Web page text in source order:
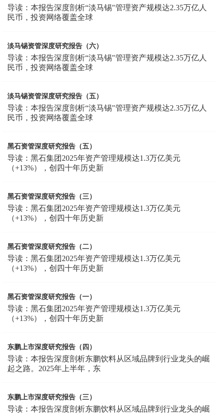
导读：本报告深度剖析“淡马锡"管理资产规模达2.35万亿人
民币，投资网络覆盖全球
淡马锡资管深度研究报告（六）
导读：本报告深度剖析“淡马锡"管理资产规模达2.35万亿人
民币，投资网络覆盖全球
淡马锡资管深度研究报告（五）
导读：本报告深度剖析“淡马锡"管理资产规模达2.35万亿人
民币，投资网络覆盖全球
黑石资管深度研究报告（五）
导读：黑石集团2025年资产管理规模达1.3万亿美元
（+13%），创四十年历史新
黑石资管深度研究报告（三）
导读：黑石集团2025年资产管理规模达1.3万亿美元
（+13%），创四十年历史新
黑石资管深度研究报告（二）
导读：黑石集团2025年资产管理规模达1.3万亿美元
（+13%），创四十年历史新
黑石资管深度研究报告（一）
导读：黑石集团2025年资产管理规模达1.3万亿美元
（+13%），创四十年历史新
东鹏上市深度研究报告（四）
导读：本报告深度剖析东鹏饮料从区域品牌到行业龙头的崛
起之路。2025年上半年，东
东鹏上市深度研究报告（三）
导读：本报告深度剖析东鹏饮料从区域品牌到行业龙头的崛